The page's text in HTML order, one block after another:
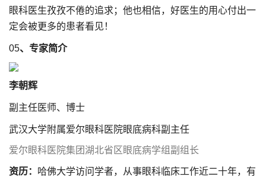
眼科医生孜孜不倦的追求；他也相信，好医生的用心付出一
定会被更多的患者看见！
05、专家简介
李朝辉
副主任医师、博士
武汉大学附属爱尔眼科医院眼底病科副主任
爱尔眼科医院集团湖北省区眼底病学组副组长
资历： 哈佛大学访问学者，从事眼科临床工作近二十年，有